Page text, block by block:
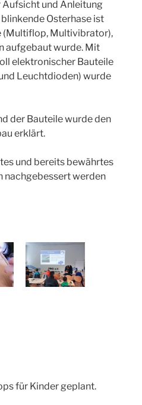
Aufsicht und Anleitung
Osterhase ist
(Multiflop, Multivibrator),
aufgebaut wurde. Mit
elektronischer Bauteile
Leuchtdioden) wurde
der Bauteile wurde den
erklärt.
und bereits bewährtes
nachgebessert werden
für Kinder geplant.